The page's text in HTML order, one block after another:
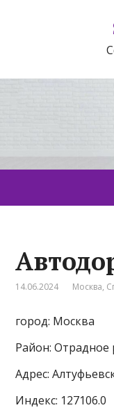
14.06.2024 Москва,
город: Москва
Район: Отрадное
Адрес:
Индекс: 127106.0